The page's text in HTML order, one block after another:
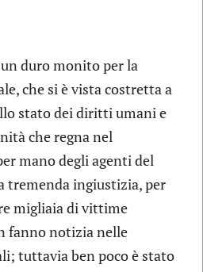
duro monito per la
che si è vista costretta a
stato dei diritti umani e
che regna nel
mano degli agenti del
tremenda ingiustizia, per
migliaia di vittime
fanno notizia nelle
tuttavia ben poco è stato